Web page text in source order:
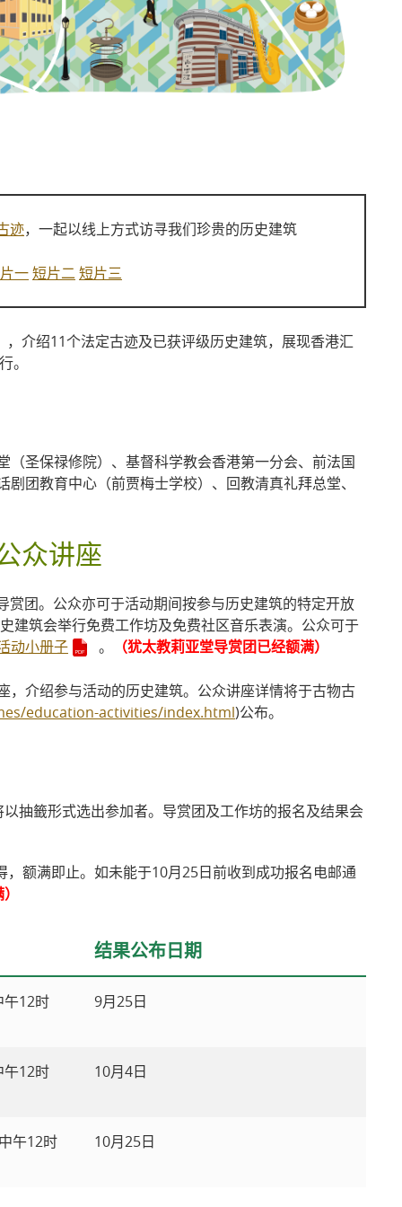
迹，一起以线上方式访寻我们珍贵的历史建筑
一短片二短片三
介绍11个法定古迹及已获评级历史建筑，展现香港汇
。
圣保禄修院）、基督科学教会香港第一分会、前法国
团教育中心（前贾梅士学校）、回教清真礼拜总堂、
众讲座
团。公众亦可于活动期间按参与历史建筑的特定开放
建筑会举行免费工作坊及免费社区音乐表演。公众可于
动小册子 。 （犹太教莉亚堂导赏团已经额满）
介绍参与活动的历史建筑。公众讲座详情将于古物古
education-activities/index.html)公布。
抽籤形式选出参加者。导赏团及工作坊的报名及结果会
额满即止。如未能于10月25日前收到成功报名电邮通
结果公布日期
午12时
9月25日
午12时
10月4日
午12时
10月25日